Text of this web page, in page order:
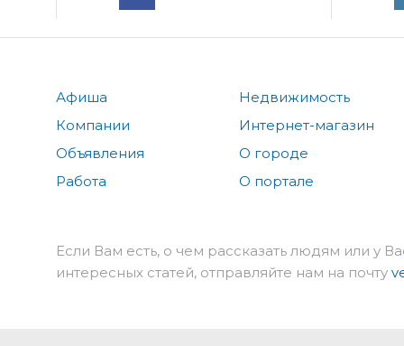
Афиша
Компании
Объявления
Работа
Недвижимость
Интернет-магазин
О городе
О портале
Если Вам есть, о чем рассказать людям или у
интересных статей, отправляйте нам на почту